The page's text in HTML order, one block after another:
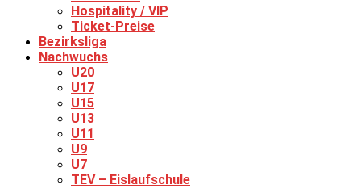
Hospitality / VIP
Ticket-Preise
Bezirksliga
Nachwuchs
U20
U17
U15
U13
U11
U9
U7
TEV – Eislaufschule